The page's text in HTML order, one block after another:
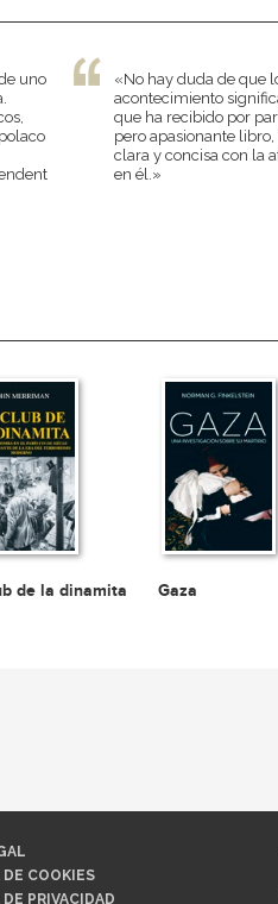
uno
«No hay duda de que
acontecimiento
que ha recibido por
pero apasionante
clara y concisa con la
en él.»
de la dinamita Gaza
COOKIES
PRIVACIDAD